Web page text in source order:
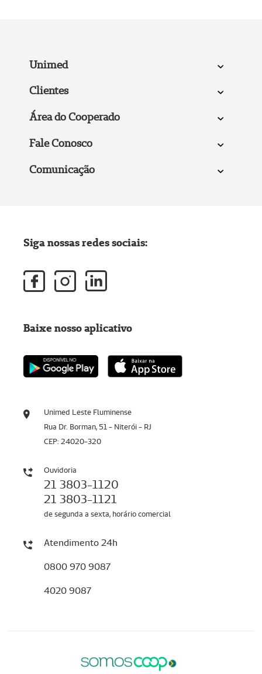
Unimed
Clientes
Área do Cooperado
Fale Conosco
Comunicação
Unimed Leste Fluminense
Rua Dr. Borman, 51 - Niterói - RJ
CEP: 24020-320
Ouvidoria
21 3803-1120
21 3803-1121
de segunda a sexta, horário comercial
Atendimento 24h
0800 970 9087
4020 9087
Siga nossas redes sociais:
Baixe nosso aplicativo